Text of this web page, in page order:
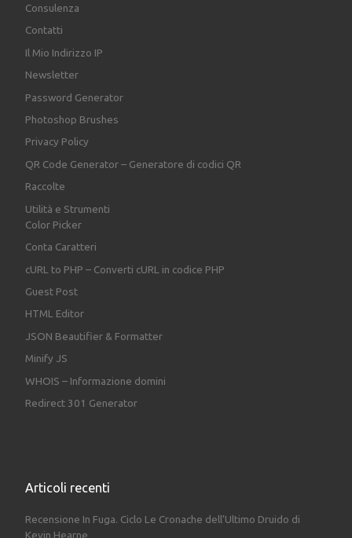
Consulenza
Contatti
Il Mio Indirizzo IP
Newsletter
Password Generator
Photoshop Brushes
Privacy Policy
QR Code Generator – Generatore di codici QR
Raccolte
Utilità e Strumenti
Color Picker
Conta Caratteri
cURL to PHP – Converti cURL in codice PHP
Guest Post
HTML Editor
JSON Beautifier & Formatter
Minify JS
WHOIS – Informazione domini
Redirect 301 Generator
Articoli recenti
Recensione In Fuga. Ciclo Le Cronache dell’Ultimo Druido di
Kevin Hearne